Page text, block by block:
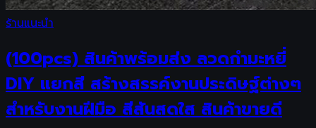
ร้านแนะนำ
(100pcs) สินค้าพร้อมส่ง ลวดกำมะหยี่
DIY แยกสี สร้างสรรค์งานประดิษฐ์ต่างๆ
สำหรับงานฝีมือ สีสันสดใส สินค้าขายดี